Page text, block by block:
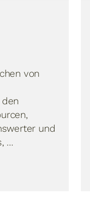
von
und
…